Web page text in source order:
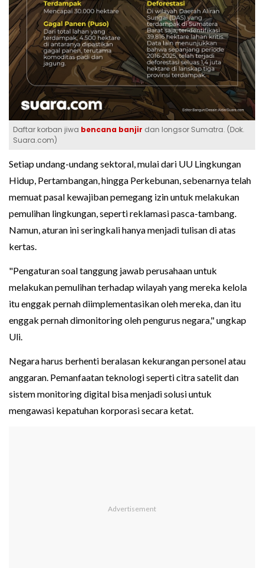
Daftar korban jiwa bencana banjir dan longsor Sumatra. (Dok.
Suara.com)
Setiap undang-undang sektoral, mulai dari UU Lingkungan
Hidup, Pertambangan, hingga Perkebunan, sebenarnya telah
memuat pasal kewajiban pemegang izin untuk melakukan
pemulihan lingkungan, seperti reklamasi pasca-tambang.
Namun, aturan ini seringkali hanya menjadi tulisan di atas
kertas.
"Pengaturan soal tanggung jawab perusahaan untuk
melakukan pemulihan terhadap wilayah yang mereka kelola
itu enggak pernah diimplementasikan oleh mereka, dan itu
enggak pernah dimonitoring oleh pengurus negara," ungkap
Uli.
Negara harus berhenti beralasan kekurangan personel atau
anggaran. Pemanfaatan teknologi seperti citra satelit dan
sistem monitoring digital bisa menjadi solusi untuk
mengawasi kepatuhan korporasi secara ketat.